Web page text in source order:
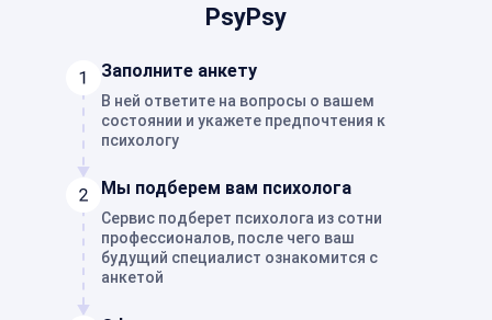
PsyPsy
Заполните анкету
В ней ответите на вопросы о вашем
состоянии и укажете предпочтения к
психологу
Мы подберем вам психолога
Сервис подберет психолога из сотни
профессионалов, после чего ваш
будущий специалист ознакомится с
анкетой